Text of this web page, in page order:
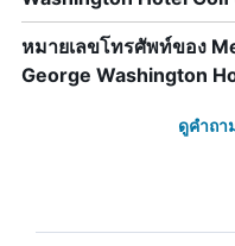
หมายเลขโทรศัพท์ของ
George Washington
ดูคำถ